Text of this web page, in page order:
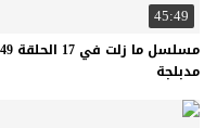
45:49
مسلسل ما زلت في 17 الحلقة 49
مدبلجة